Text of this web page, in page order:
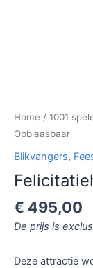
Home / 1001
Opblaasbaar
Blikvangers,
€ 495,00
De prijs is
Deze attractie